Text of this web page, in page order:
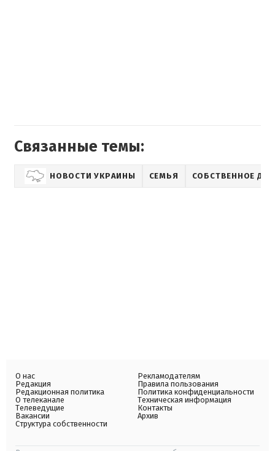
Связанные темы:
НОВОСТИ УКРАИНЫ СЕМЬЯ СОБСТВЕННОЕ
О нас
Редакция
Редакционная политика
О телеканале
Телеведущие
Вакансии
Структура собственности
Рекламодателям
Правила пользования
Политика конфиденциальности
Техническая информация
Контакты
Архив